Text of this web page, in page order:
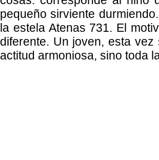
pequeño sirviente
la estela Atenas 731. El
diferente. Un joven, esta
actitud armoniosa, sino toda